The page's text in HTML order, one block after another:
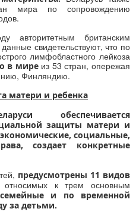
мира по сопровождению
авторитетным британским
свидетельствуют, что по
лимфобластного лейкоза
в миреиз 53 стран, опережая
Финляндию.
матери и ребенка
обеспечивается
защиты матери и
социальные,
создает конкретные
предусмотрены 11 видов
к трем основным
и по временной
за детьми.